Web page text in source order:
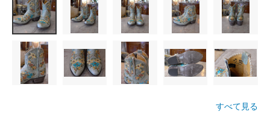
すべて見る